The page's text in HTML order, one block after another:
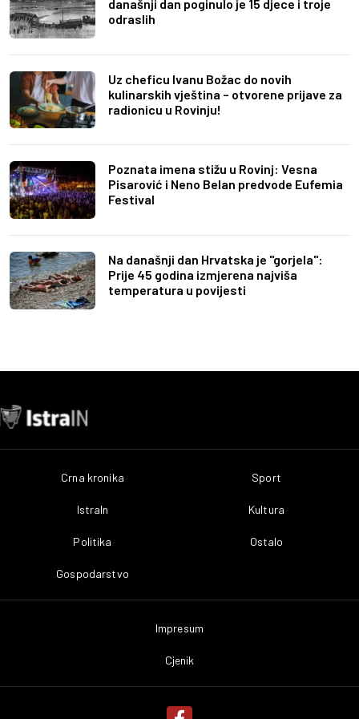
današnji dan poginulo je 15 djece i troje
odraslih
Uz cheficu Ivanu Božac do novih
kulinarskih vještina – otvorene prijave za
radionicu u Rovinju!
Poznata imena stižu u Rovinj: Vesna
Pisarović i Neno Belan predvode Eufemia
Festival
Na današnji dan Hrvatska je "gorjela":
Prije 45 godina izmjerena najviša
temperatura u povijesti
Crna kronika
IstraIn
Politika
Gospodarstvo
Sport
Kultura
Ostalo
Impresum
Cjenik